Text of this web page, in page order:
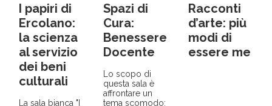
I papiri di
Ercolano:
la scienza
al servizio
dei beni
culturali
La sala bianca "I
Spazi di
Cura:
Benessere
Docente
Lo scopo di
questa sala è
affrontare un
tema scomodo:
Racconti
d’arte: più
modi di
essere me